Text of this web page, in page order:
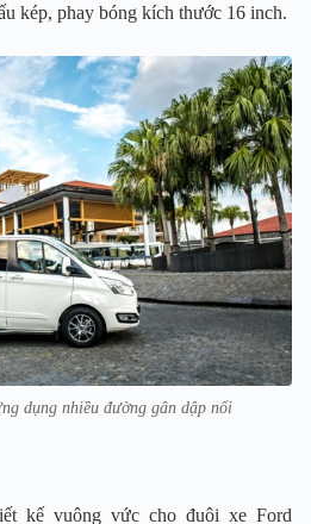
kép, phay bóng kích thước 16 inch.
dụng nhiều đường gân dập nổi
kế vuông vức cho đuôi xe Ford